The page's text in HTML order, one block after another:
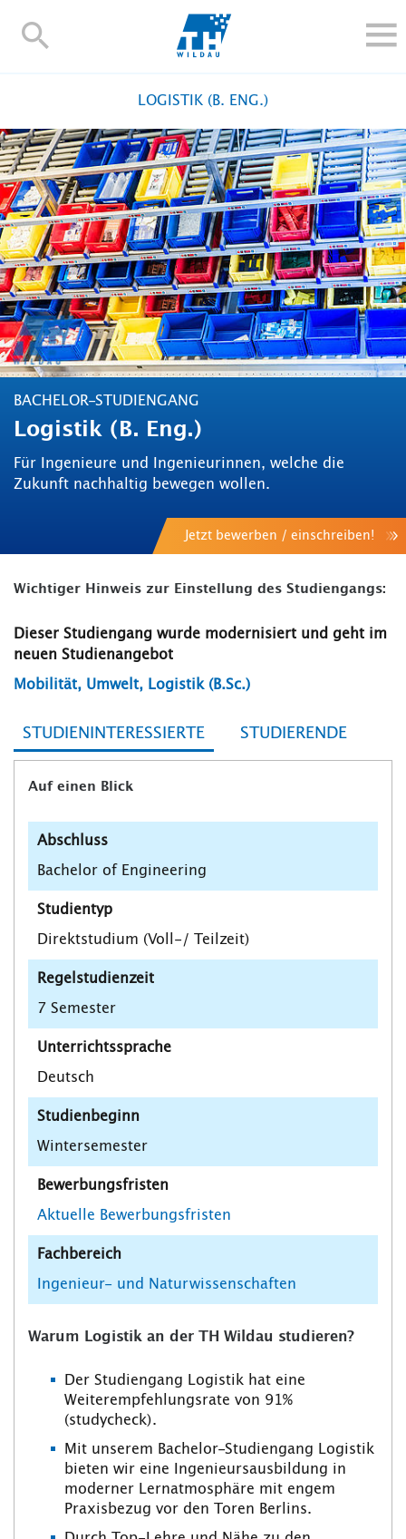
TH-
FORSCHUNG UND TRANSFER
ALUMNI
HOCHSCHULE
INTERNATIONAL
BESCHÄFTIGTE
Blogs Kontakt und Anfahrt Webmail Moodle
TH Online-Portal Personensuche English
LOGISTIK (B. ENG.)
BACHELOR-STUDIENGANG
Logistik (B. Eng.)
Für Ingenieure und Ingenieurinnen, welche die
Zukunft nachhaltig bewegen wollen.
Jetzt bewerben / einschreiben!
Wichtiger Hinweis zur Einstellung des Studiengangs:
Dieser Studiengang wurde modernisiert und geht im
neuen Studienangebot
Mobilität, Umwelt, Logistik (B.Sc.)
STUDIENINTERESSIERTE STUDIERENDE
Auf einen Blick
Abschluss
Bachelor of Engineering
Studientyp
Direktstudium (Voll-/ Teilzeit)
Regelstudienzeit
7 Semester
Unterrichtssprache
Deutsch
Studienbeginn
Wintersemester
Bewerbungsfristen
Aktuelle Bewerbungsfristen
Fachbereich
Ingenieur- und Naturwissenschaften
Warum Logistik an der TH Wildau studieren?
Der Studiengang Logistik hat eine
Weiterempfehlungsrate von 91%
(studycheck).
Mit unserem Bachelor-Studiengang Logistik
bieten wir eine Ingenieursausbildung in
moderner Lernatmosphäre mit engem
Praxisbezug vor den Toren Berlins.